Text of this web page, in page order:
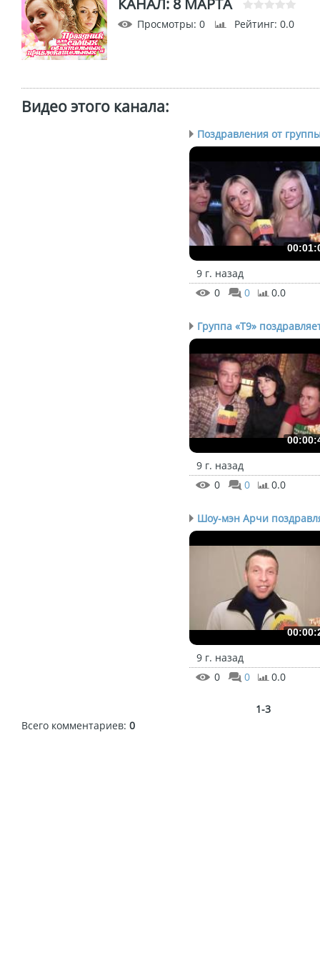
КАНАЛ: 8 МАРТА
Просмотры: 0 Рейтинг: 0.0
Видео этого канала:
Поздравления от
9 г. назад
0
0 0.0
Группа «Т9»
9 г. назад
0
0 0.0
Шоу-мэн Арчи
9 г. назад
0
0 0.0
1-3
Всего комментариев: 0